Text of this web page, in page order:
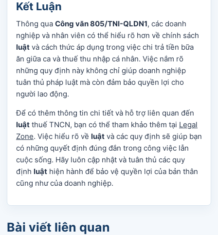
Kết Luận
Thông qua Công văn 805/TNI-QLDN1, các doanh
nghiệp và nhân viên có thể hiểu rõ hơn về chính sách
luật và cách thức áp dụng trong việc chi trả tiền bữa
ăn giữa ca và thuế thu nhập cá nhân. Việc nắm rõ
những quy định này không chỉ giúp doanh nghiệp
tuân thủ pháp luật mà còn đảm bảo quyền lợi cho
người lao động.
Để có thêm thông tin chi tiết và hỗ trợ liên quan đến
luật thuế TNCN, bạn có thể tham khảo thêm tại Legal
Zone. Việc hiểu rõ về luật và các quy định sẽ giúp bạn
có những quyết định đúng đắn trong công việc lẫn
cuộc sống. Hãy luôn cập nhật và tuân thủ các quy
định luật hiện hành để bảo vệ quyền lợi của bản thân
cũng như của doanh nghiệp.
Bài viết liên quan